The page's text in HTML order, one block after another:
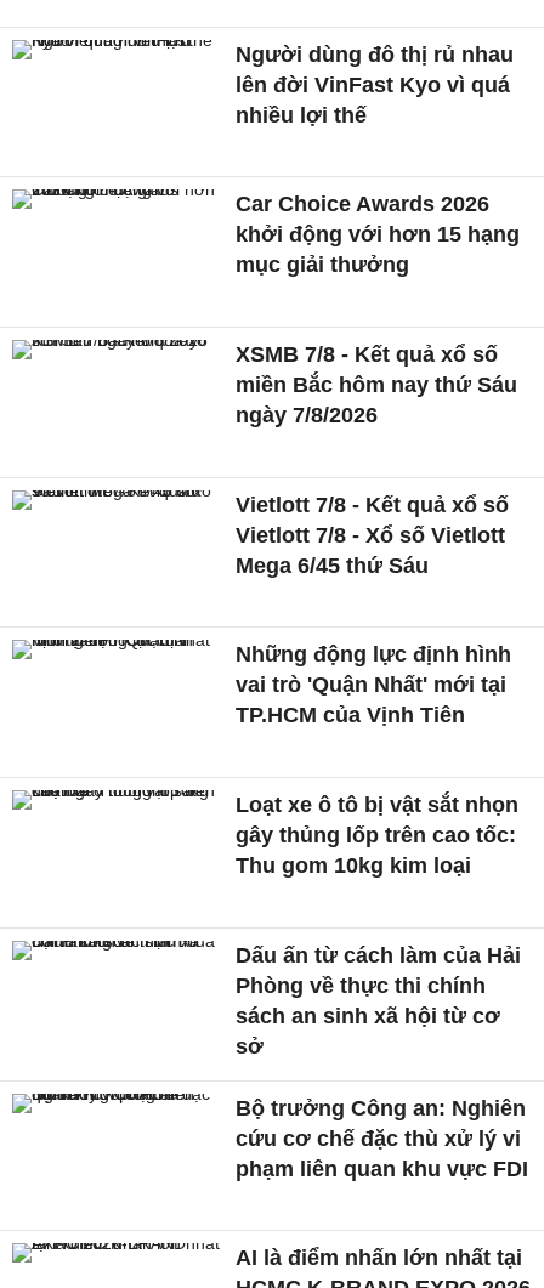
Người dùng đô thị rủ nhau
lên đời VinFast Kyo vì quá
nhiều lợi thế
Car Choice Awards 2026
khởi động với hơn 15 hạng
mục giải thưởng
XSMB 7/8 - Kết quả xổ số
miền Bắc hôm nay thứ Sáu
ngày 7/8/2026
Vietlott 7/8 - Kết quả xổ số
Vietlott 7/8 - Xổ số Vietlott
Mega 6/45 thứ Sáu
Những động lực định hình
vai trò 'Quận Nhất' mới tại
TP.HCM của Vịnh Tiên
Loạt xe ô tô bị vật sắt nhọn
gây thủng lốp trên cao tốc:
Thu gom 10kg kim loại
Dấu ấn từ cách làm của Hải
Phòng về thực thi chính
sách an sinh xã hội từ cơ
sở
Bộ trưởng Công an: Nghiên
cứu cơ chế đặc thù xử lý vi
phạm liên quan khu vực FDI
AI là điểm nhấn lớn nhất tại